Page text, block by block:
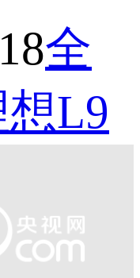
全
L9